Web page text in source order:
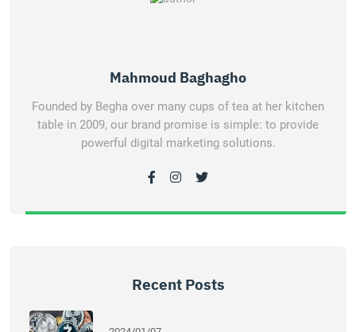
Mahmoud Baghagho
Founded by Begha over many cups of tea at her kitchen
table in 2009, our brand promise is simple: to provide
powerful digital marketing solutions.
Recent Posts